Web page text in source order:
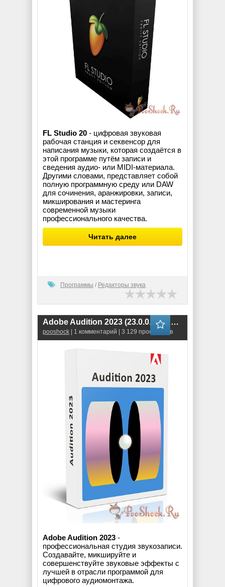
FL Studio 20 - цифровая звуковая
рабочая станция и секвенсор для
написания музыки, которая создаётся в
этой программе путём записи и
сведения аудио- или MIDI-материала.
Другими словами, представляет собой
полную программную среду или DAW
для сочинения, аранжировки, записи,
микширования и мастеринга
современной музыки
профессионального качества.
Читать далее
Программы / Редакторы звука
Adobe Audition 2023 (23.0.0.54) RePack
pooshock | 1 комментарий | 3 129 просмотров
Adobe Audition 2023 -
профессиональная студия звукозаписи.
Создавайте, микшируйте и
совершенствуйте звуковые эффекты с
лучшей в отрасли программой для
цифрового аудиомонтажа.